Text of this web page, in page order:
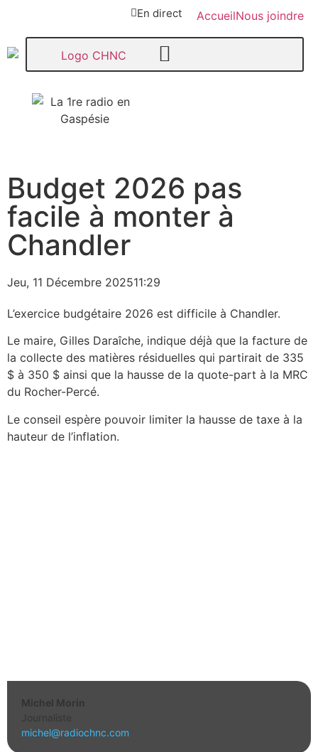
En direct AccueilNous joindre
Paspébiac
Budget 2026 pas
facile à monter à
Chandler
Michel Morin
Journaliste
michel@radiochnc.com
Jeu, 11 Décembre 202511:29
L’exercice budgétaire 2026 est difficile à Chandler.
Le maire, Gilles Daraîche, indique déjà que la facture de
la collecte des matières résiduelles qui partirait de 335
$ à 350 $ ainsi que la hausse de la quote-part à la MRC
du Rocher-Percé.
Le conseil espère pouvoir limiter la hausse de taxe à la
hauteur de l’inflation.